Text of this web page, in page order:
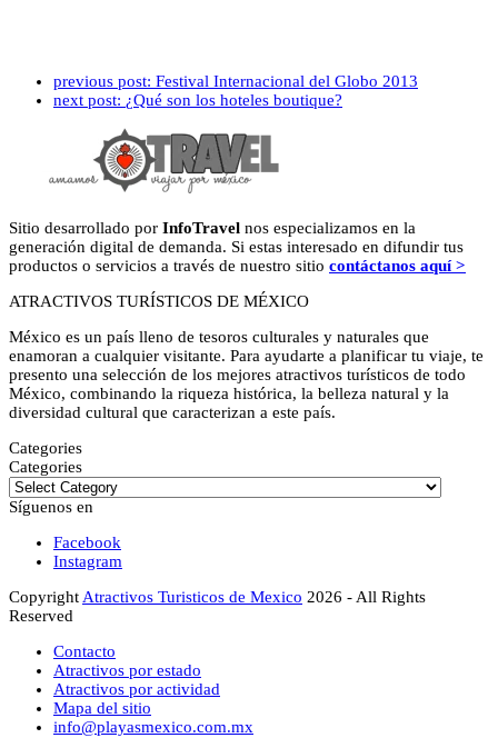
previous post: Festival Internacional del Globo 2013
next post: ¿Qué son los hoteles boutique?
Sitio desarrollado por InfoTravel nos especializamos en la
generación digital de demanda. Si estas interesado en difundir tus
productos o servicios a través de nuestro sitio contáctanos aquí >
ATRACTIVOS TURÍSTICOS DE MÉXICO
México es un país lleno de tesoros culturales y naturales que
enamoran a cualquier visitante. Para ayudarte a planificar tu viaje, te
presento una selección de los mejores atractivos turísticos de todo
México, combinando la riqueza histórica, la belleza natural y la
diversidad cultural que caracterizan a este país.
Categories
Categories
Síguenos en
Facebook
Instagram
CopyrightAtractivos Turisticos de Mexico 2026 - All Rights
Reserved
Contacto
Atractivos por estado
Atractivos por actividad
Mapa del sitio
info@playasmexico.com.mx